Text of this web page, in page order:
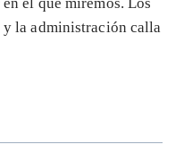
y la administración calla